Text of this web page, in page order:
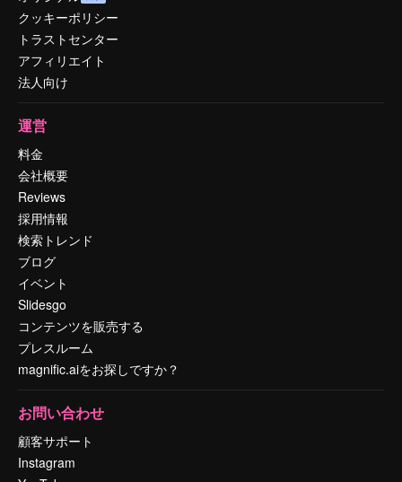
クッキーポリシー
トラストセンター
アフィリエイト
法人向け
運営
料金
会社概要
Reviews
採用情報
検索トレンド
ブログ
イベント
Slidesgo
コンテンツを販売する
プレスルーム
magnific.aiをお探しですか？
お問い合わせ
顧客サポート
Instagram